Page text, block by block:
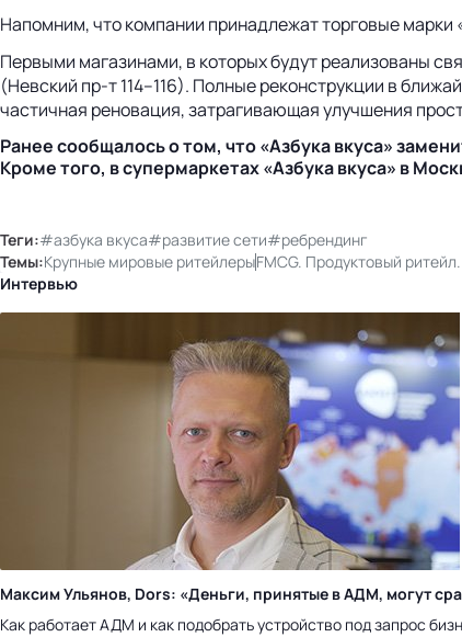
Напомним, что компании принадлежат торговые марки
Первыми магазинами, в которых будут реализованы
(Невский пр-т 114–116). Полные реконструкции в
частичная реновация, затрагивающая улучшения
Ранее сообщалось о том, что «Азбука вкуса»
Кроме того, в супермаркетах «Азбука вкуса» в
Теги:#азбука вкуса#развитие сети#ребрендинг
Темы:Крупные мировые ритейлерыFMCG. Продуктовый
Интервью
Максим Ульянов, Dors: «Деньги, принятые в АДМ, могут
Как работает АДМ и как подобрать устройство под запрос